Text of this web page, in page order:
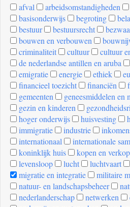
[invalid
name]
afval arbeidsomstandigheden
basisonderwijs
begroting
bestuur
bestuursrecht
bouwen en verbouwen
criminaliteit
cultuur cultuur
de nederlandse antillen en aruba
emigratie
energie ethiek
financieel toezicht
financiën
gemeenten
geneesmiddelen en
gezin en kinderen
hoger onderwijs
huisvesting
immigratie
industrie
internationaal
internationale
koninklijk huis
kopen en
levensloop
lucht luchtvaart
migratie en integratie
militaire
natuur- en landschapsbeheer
nederlanderschap
netwerken